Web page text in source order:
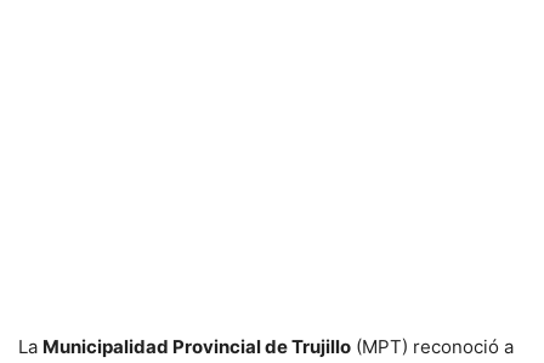
La Municipalidad Provincial de Trujillo (MPT) reconoció a